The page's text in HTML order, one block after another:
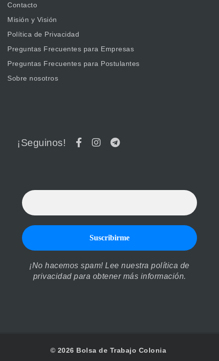
Contacto
Misión y Visión
Política de Privacidad
Preguntas Frecuentes para Empresas
Preguntas Frecuentes para Postulantes
Sobre nosotros
¡Seguinos!
¡No hacemos spam! Lee nuestrapolítica de
privacidadpara obtener más información.
© 2026 Bolsa de Trabajo Colonia